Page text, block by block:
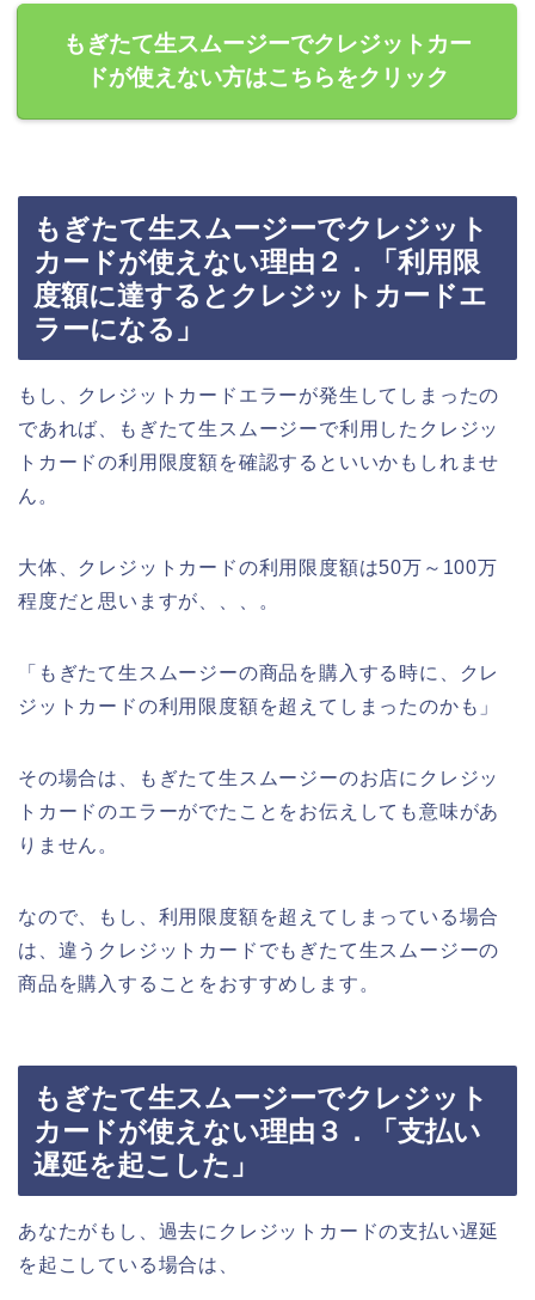
もぎたて生スムージーでクレジットカー
ドが使えない方はこちらをクリック
もぎたて生スムージーでクレジット
カードが使えない理由２．「利用限
度額に達するとクレジットカードエ
ラーになる」
もし、クレジットカードエラーが発生してしまったの
であれば、もぎたて生スムージーで利用したクレジッ
トカードの利用限度額を確認するといいかもしれませ
ん。
大体、クレジットカードの利用限度額は50万～100万
程度だと思いますが、、、。
「もぎたて生スムージーの商品を購入する時に、クレ
ジットカードの利用限度額を超えてしまったのかも」
その場合は、もぎたて生スムージーのお店にクレジッ
トカードのエラーがでたことをお伝えしても意味があ
りません。
なので、もし、利用限度額を超えてしまっている場合
は、違うクレジットカードでもぎたて生スムージーの
商品を購入することをおすすめします。
もぎたて生スムージーでクレジット
カードが使えない理由３．「支払い
遅延を起こした」
あなたがもし、過去にクレジットカードの支払い遅延
を起こしている場合は、